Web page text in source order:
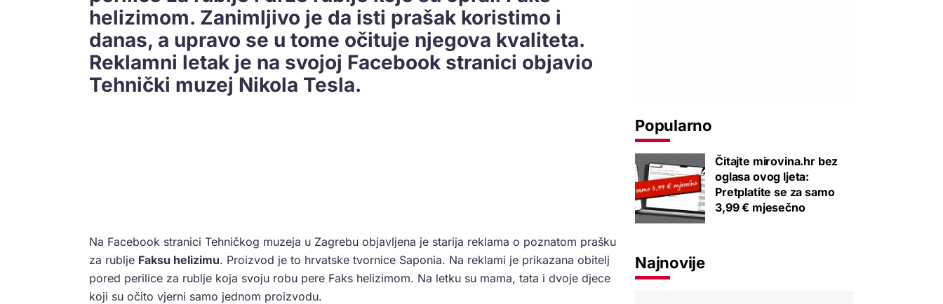
helizimom. Zanimljivo je da isti prašak koristimo i
danas, a upravo se u tome očituje njegova kvaliteta.
Reklamni letak je na svojoj Facebook stranici objavio
Tehnički muzej Nikola Tesla.
Na Facebook stranici Tehničkog muzeja u Zagrebu objavljena je starija reklama o poznatom prašku
za rublje Faksu helizimu. Proizvod je to hrvatske tvornice Saponia. Na reklami je prikazana obitelj
pored perilice za rublje koja svoju robu pere Faks helizimom. Na letku su mama, tata i dvoje djece
koji su očito vjerni samo jednom proizvodu.
Popularno
Čitajte mirovina.hr bez
oglasa ovog ljeta:
Pretplatite se za samo
3,99 € mjesečno
Najnovije